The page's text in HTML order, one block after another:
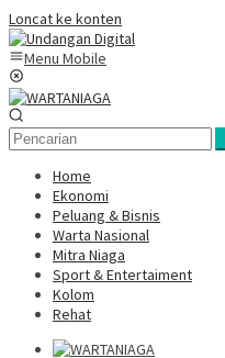
Loncat ke konten
Menu Mobile
Home
Ekonomi
Peluang & Bisnis
Warta Nasional
Mitra Niaga
Sport & Entertaiment
Kolom
Rehat